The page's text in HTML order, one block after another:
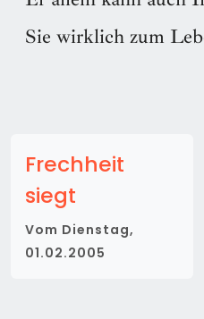
Sie wirklich zum
Frechheit
siegt
Vom Dienstag,
01.02.2005